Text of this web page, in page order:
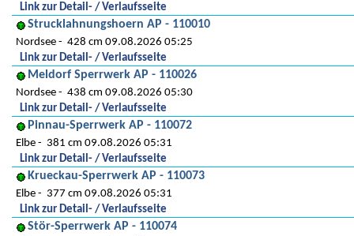
Link zur Detail- / Verlaufsseite
Strucklahnungshoern AP - 110010
Nordsee
428 cm 09.08.2026 05:25
Link zur Detail- / Verlaufsseite
Meldorf Sperrwerk AP - 110026
Nordsee
438 cm 09.08.2026 05:30
Link zur Detail- / Verlaufsseite
Pinnau-Sperrwerk AP - 110072
Elbe
381 cm 09.08.2026 05:31
Link zur Detail- / Verlaufsseite
Krueckau-Sperrwerk AP - 110073
Elbe
377 cm 09.08.2026 05:31
Link zur Detail- / Verlaufsseite
Stör-Sperrwerk AP - 110074